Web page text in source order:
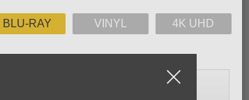
BLU-RAY VINYL 4K UHD
Close